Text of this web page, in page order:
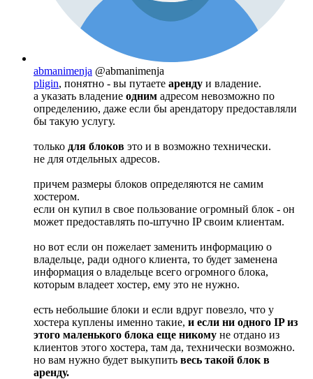
abmanimenja @abmanimenja
pligin, понятно - вы путаете аренду и владение.
а указать владение одним адресом невозможно по
определению, даже если бы арендатору предоставляли
бы такую услугу.
только для блоков это и в возможно технически.
не для отдельных адресов.
причем размеры блоков определяются не самим
хостером.
если он купил в свое пользование огромный блок - он
может предоставлять по-штучно IP своим клиентам.
но вот если он пожелает заменить информацию о
владельце, ради одного клиента, то будет заменена
информация о владельце всего огромного блока,
которым владеет хостер, ему это не нужно.
есть небольшие блоки и если вдруг повезло, что у
хостера куплены именно такие, и если ни одного IP из
этого маленького блока еще никому не отдано из
клиентов этого хостера, там да, технически возможно.
но вам нужно будет выкупить весь такой блок в
аренду.